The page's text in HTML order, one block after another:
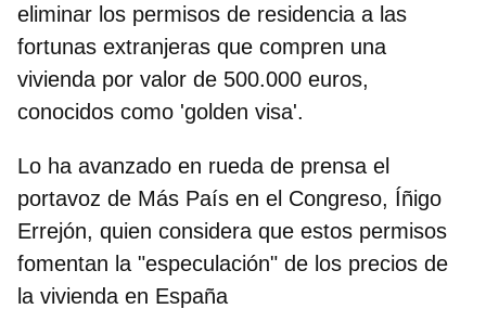
eliminar los permisos de residencia a las
fortunas extranjeras que compren una
vivienda por valor de 500.000 euros,
conocidos como 'golden visa'.
Lo ha avanzado en rueda de prensa el
portavoz de Más País en el Congreso, Íñigo
Errejón, quien considera que estos permisos
fomentan la "especulación" de los precios de
la vivienda en España